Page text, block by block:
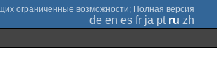
; Полная версия
de en es fr ja pt ru zh